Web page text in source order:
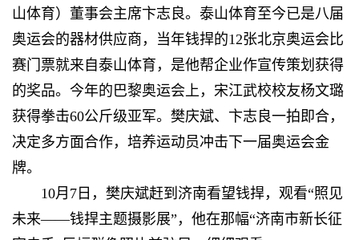
山体育）董事会主席卞志良。泰山体育至今已是八届
奥运会的器材供应商，当年钱捍的12张北京奥运会比
赛门票就来自泰山体育，是他帮企业作宣传策划获得
的奖品。今年的巴黎奥运会上，宋江武校校友杨文璐
获得拳击60公斤级亚军。樊庆斌、卞志良一拍即合，
决定多方面合作，培养运动员冲击下一届奥运会金
牌。
10月7日，樊庆斌赶到济南看望钱捍，观看“照见
未来——钱捍主题摄影展”，他在那幅“济南市新长征